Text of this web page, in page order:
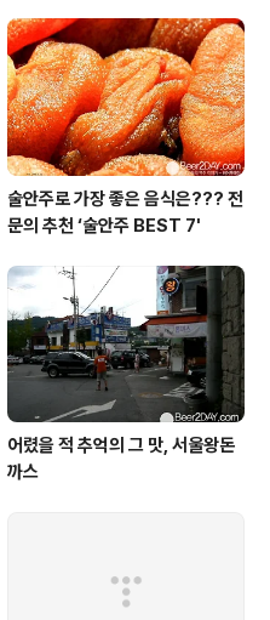
술안주로 가장 좋은 음식은??? 전
문의 추천 ‘술안주 BEST 7'
어렸을 적 추억의 그 맛, 서울왕돈
까스